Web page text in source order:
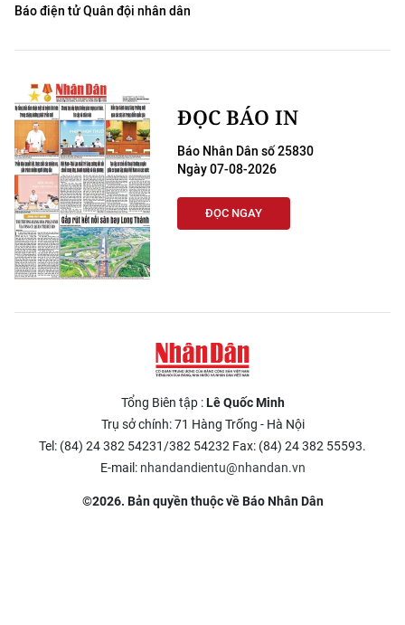
Báo điện tử Quân đội nhân dân
ĐỌC BÁO IN
Báo Nhân Dân số 25830
Ngày 07-08-2026
ĐỌC NGAY
Tổng Biên tập :Lê Quốc Minh
Trụ sở chính: 71 Hàng Trống - Hà Nội
Tel: (84) 24 382 54231/382 54232 Fax: (84) 24 382 55593.
E-mail: nhandandientu@nhandan.vn
©2026. Bản quyền thuộc về Báo Nhân Dân